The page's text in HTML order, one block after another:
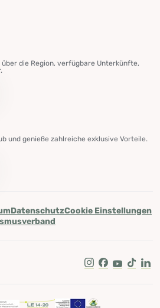
die Region, verfügbare Unterkünfte,
und genieße zahlreiche exklusive Vorteile.
DatenschutzCookie Einstellungen
Instagram
Facebook
Youtube
Tik Tok